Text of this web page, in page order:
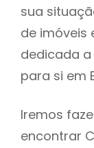
sua
de imóveis
dedicada
para si em
Iremos
encontrar